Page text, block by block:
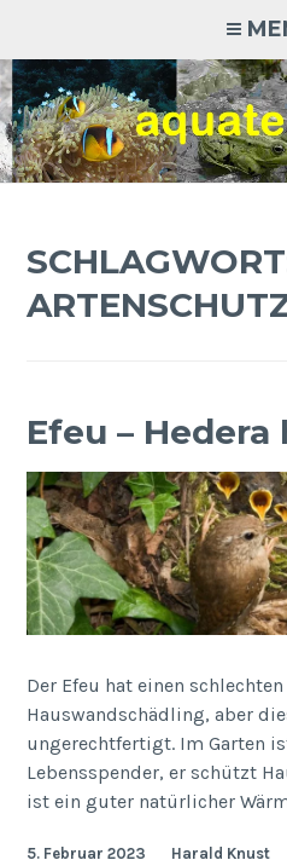
springen
Aquaristik · Terraristik
Efeu – Hedera
Der Efeu hat einen
Hauswandschädling, aber
ungerechtfertigt. Im Garten
Lebensspender, er schützt
ist ein guter natürlicher
5. Februar 2023 Harald Knust